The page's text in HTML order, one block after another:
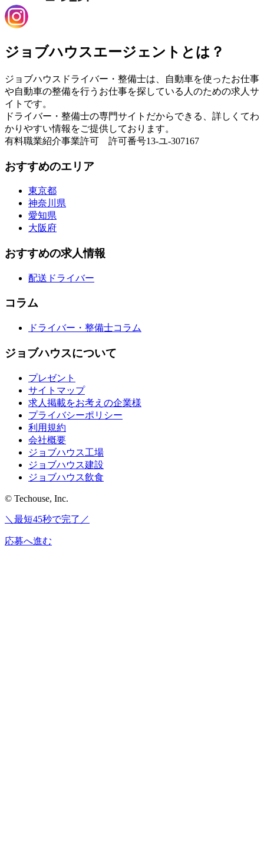
ジョブハウスエージェントとは？
ジョブハウスドライバー・整備士は、自動車を使ったお仕事
や自動車の整備を行うお仕事を探している人のための求人サ
イトです。
ドライバー・整備士の専門サイトだからできる、詳しくてわ
かりやすい情報をご提供しております。
有料職業紹介事業許可 許可番号13-ユ-307167
おすすめのエリア
東京都
神奈川県
愛知県
大阪府
おすすめの求人情報
配送ドライバー
コラム
ドライバー・整備士コラム
ジョブハウスについて
プレゼント
サイトマップ
求人掲載をお考えの企業様
プライバシーポリシー
利用規約
会社概要
ジョブハウス工場
ジョブハウス建設
ジョブハウス飲食
© Techouse, Inc.
＼最短45秒で完了／
応募へ進む